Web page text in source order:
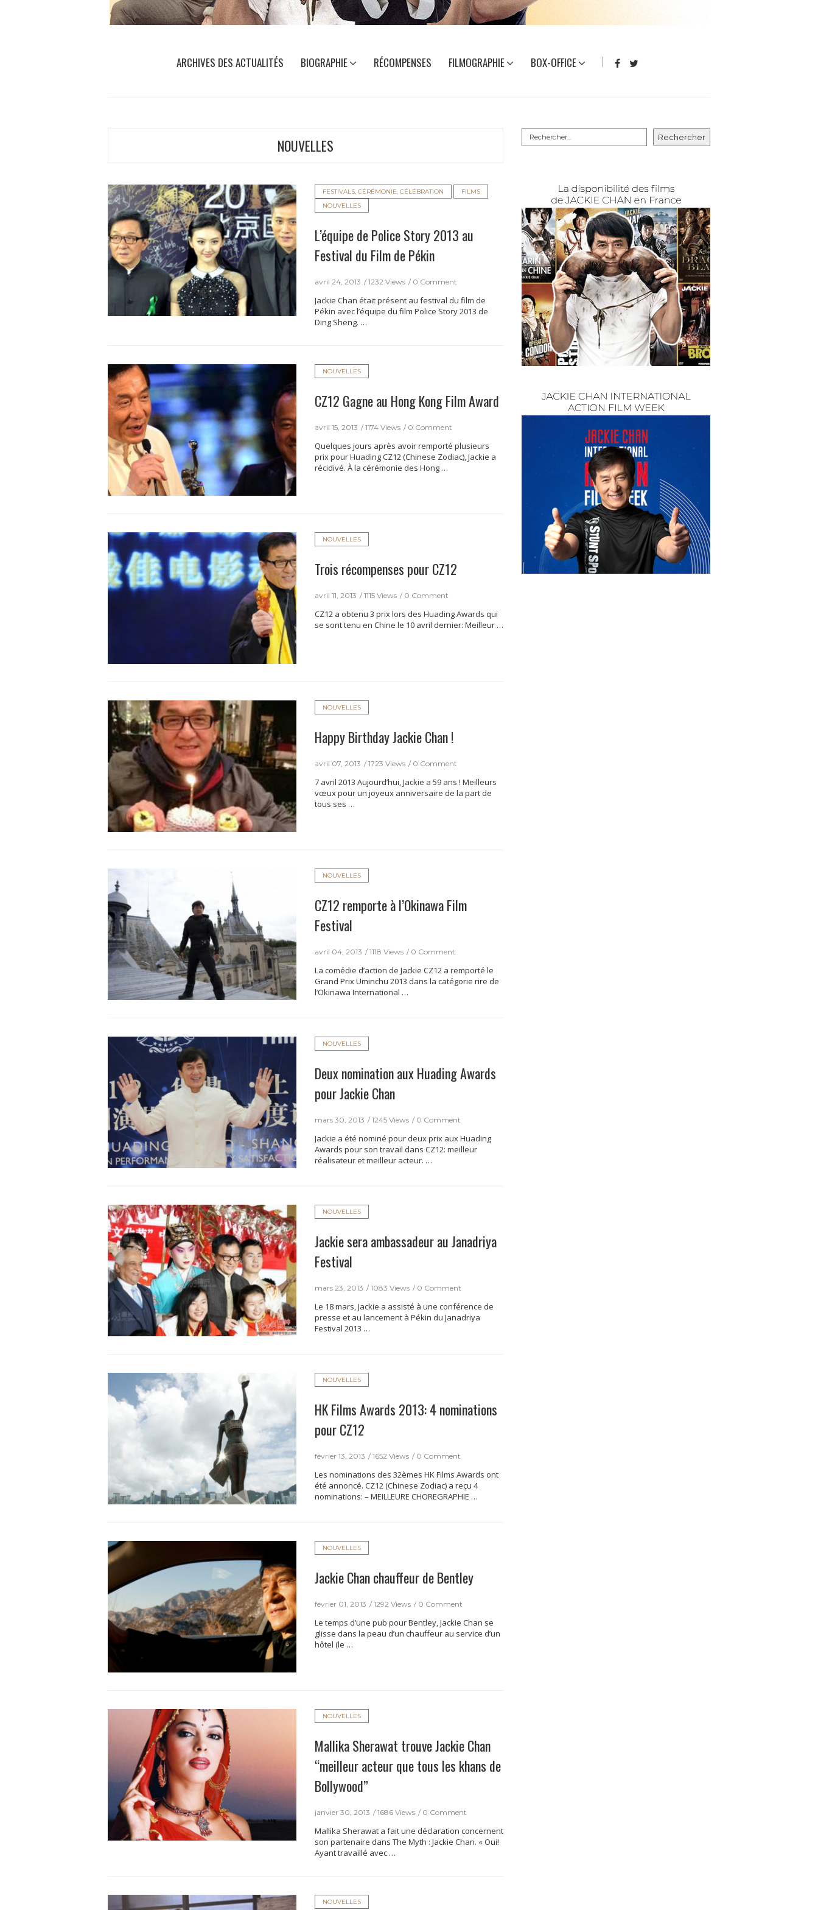
ARCHIVES DES ACTUALITÉS BIOGRAPHIE RÉCOMPENSES FILMOGRAPHIE BOX-OFFICE
NOUVELLES
FESTIVALS, CÉRÉMONIE, CÉLÉBRATION
FILMS
NOUVELLES
L’équipe de Police Story 2013 au
Festival du Film de Pékin
avril 24, 2013 1232 Views 0 Comment
Jackie Chan était présent au festival du film de
Pékin avec l’équipe du film Police Story 2013 de
Ding Sheng. …
NOUVELLES
CZ12 Gagne au Hong Kong Film Award
avril 15, 2013 1174 Views 0 Comment
Quelques jours après avoir remporté plusieurs
prix pour Huading CZ12 (Chinese Zodiac), Jackie a
récidivé. À la cérémonie des Hong …
NOUVELLES
Trois récompenses pour CZ12
avril 11, 2013 1115 Views 0 Comment
CZ12 a obtenu 3 prix lors des Huading Awards qui
se sont tenu en Chine le 10 avril dernier: Meilleur …
NOUVELLES
Happy Birthday Jackie Chan !
avril 07, 2013 1723 Views 0 Comment
7 avril 2013 Aujourd’hui, Jackie a 59 ans ! Meilleurs
vœux pour un joyeux anniversaire de la part de
tous ses …
NOUVELLES
CZ12 remporte à l’Okinawa Film
Festival
avril 04, 2013 1118 Views 0 Comment
La comédie d’action de Jackie CZ12 a remporté le
Grand Prix Uminchu 2013 dans la catégorie rire de
l’Okinawa International …
NOUVELLES
Deux nomination aux Huading Awards
pour Jackie Chan
mars 30, 2013 1245 Views 0 Comment
Jackie a été nominé pour deux prix aux Huading
Awards pour son travail dans CZ12: meilleur
réalisateur et meilleur acteur. …
NOUVELLES
Jackie sera ambassadeur au Janadriya
Festival
mars 23, 2013 1083 Views 0 Comment
Le 18 mars, Jackie a assisté à une conférence de
presse et au lancement à Pékin du Janadriya
Festival 2013 …
NOUVELLES
HK Films Awards 2013: 4 nominations
pour CZ12
février 13, 2013 1652 Views 0 Comment
Les nominations des 32èmes HK Films Awards ont
été annoncé. CZ12 (Chinese Zodiac) a reçu 4
nominations: – MEILLEURE CHOREGRAPHIE …
NOUVELLES
Jackie Chan chauffeur de Bentley
février 01, 2013 1292 Views 0 Comment
Le temps d’une pub pour Bentley, Jackie Chan se
glisse dans la peau d’un chauffeur au service d’un
hôtel (le …
NOUVELLES
Mallika Sherawat trouve Jackie Chan
“meilleur acteur que tous les khans de
Bollywood”
janvier 30, 2013 1686 Views 0 Comment
Mallika Sherawat a fait une déclaration concernent
son partenaire dans The Myth : Jackie Chan. « Oui!
Ayant travaillé avec …
NOUVELLES
Rechercher
Rechercher